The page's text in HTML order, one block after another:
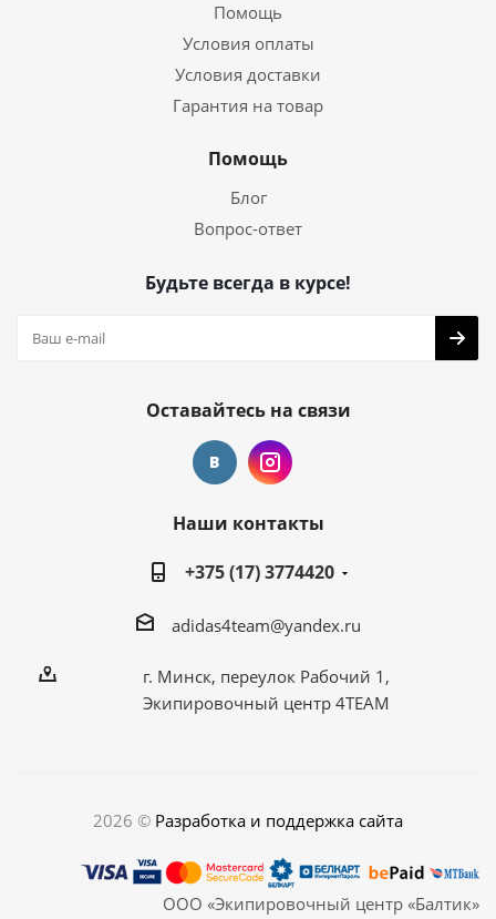
Помощь
Условия оплаты
Условия доставки
Гарантия на товар
Помощь
Блог
Вопрос-ответ
Будьте всегда в курсе!
Оставайтесь на связи
Наши контакты
+375 (17) 3774420
adidas4team@yandex.ru
г. Минск, переулок Рабочий 1,
Экипировочный центр 4TEAM
2026 © Разработка и поддержка сайта
ООО «Экипировочный центр «Балтик»